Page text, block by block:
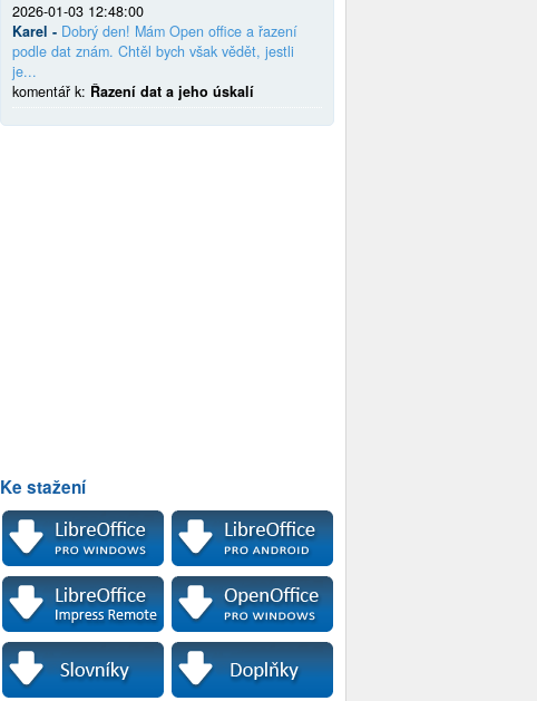
2026-01-03 12:48:00
Karel - Dobrý den! Mám Open office a řazení
podle dat znám. Chtěl bych však vědět, jestli
je...
komentář k: Řazení dat a jeho úskalí
Ke stažení